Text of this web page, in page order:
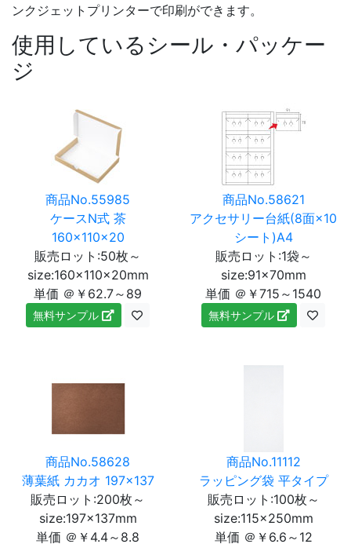
ンクジェットプリンターで印刷ができます。
使用しているシール・パッケー
ジ
商品No.55985
ケースN式 茶
160×110×20
販売ロット:50枚～
size:160×110×20mm
単価 ＠￥62.7～89
無料サンプル
商品No.58621
アクセサリー台紙(8面×10
シート)A4
販売ロット:1袋～
size:91×70mm
単価 ＠￥715～1540
無料サンプル
商品No.58628
薄葉紙 カカオ 197×137
販売ロット:200枚～
size:197×137mm
単価 ＠￥4.4～8.8
商品No.11112
ラッピング袋 平タイプ
販売ロット:100枚～
size:115×250mm
単価 ＠￥6.6～12